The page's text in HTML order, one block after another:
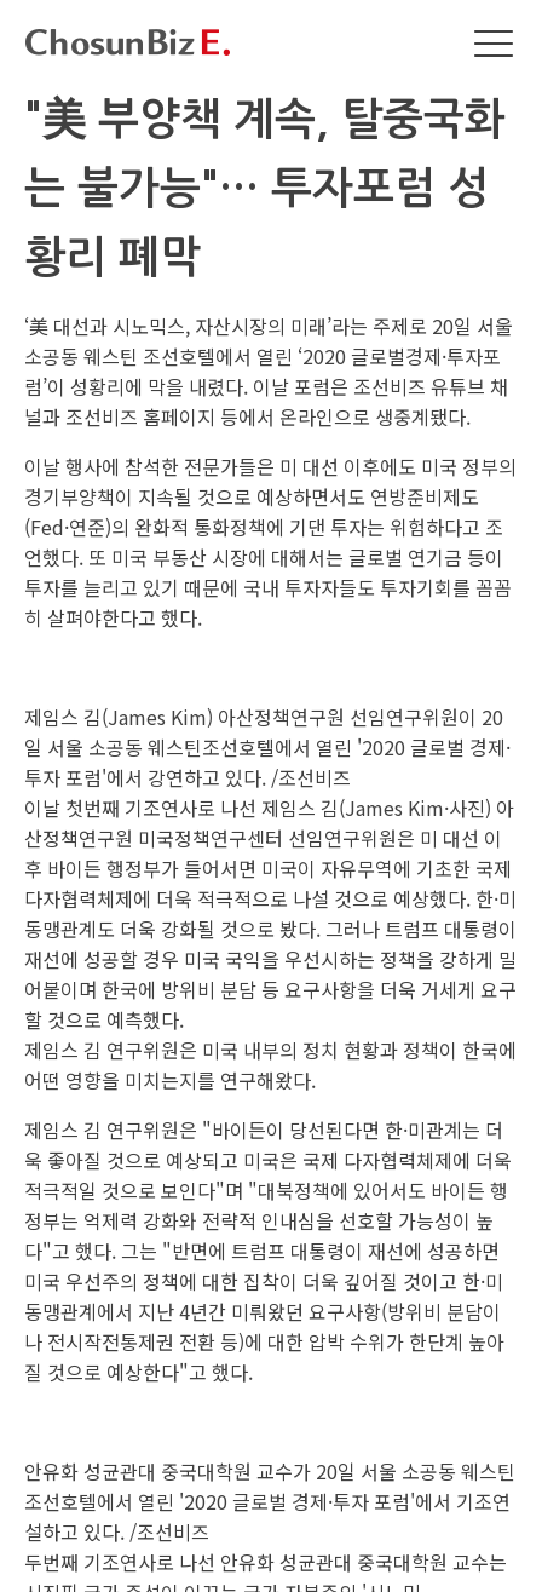
"美 부양책 계속, 탈중국화
는 불가능"… 투자포럼 성
황리 폐막
‘美 대선과 시노믹스, 자산시장의 미래’라는 주제로 20일 서울
소공동 웨스틴 조선호텔에서 열린 ‘2020 글로벌경제·투자포
럼’이 성황리에 막을 내렸다. 이날 포럼은 조선비즈 유튜브 채
널과 조선비즈 홈페이지 등에서 온라인으로 생중계됐다.
이날 행사에 참석한 전문가들은 미 대선 이후에도 미국 정부의
경기부양책이 지속될 것으로 예상하면서도 연방준비제도
(Fed·연준)의 완화적 통화정책에 기댄 투자는 위험하다고 조
언했다. 또 미국 부동산 시장에 대해서는 글로벌 연기금 등이
투자를 늘리고 있기 때문에 국내 투자자들도 투자기회를 꼼꼼
히 살펴야한다고 했다.
제임스 김(James Kim) 아산정책연구원 선임연구위원이 20
일 서울 소공동 웨스틴조선호텔에서 열린 '2020 글로벌 경제·
투자 포럼'에서 강연하고 있다. /조선비즈
이날 첫번째 기조연사로 나선 제임스 김(James Kim·사진) 아
산정책연구원 미국정책연구센터 선임연구위원은 미 대선 이
후 바이든 행정부가 들어서면 미국이 자유무역에 기초한 국제
다자협력체제에 더욱 적극적으로 나설 것으로 예상했다. 한·미
동맹관계도 더욱 강화될 것으로 봤다. 그러나 트럼프 대통령이
재선에 성공할 경우 미국 국익을 우선시하는 정책을 강하게 밀
어붙이며 한국에 방위비 분담 등 요구사항을 더욱 거세게 요구
할 것으로 예측했다.
제임스 김 연구위원은 미국 내부의 정치 현황과 정책이 한국에
어떤 영향을 미치는지를 연구해왔다.
제임스 김 연구위원은 "바이든이 당선된다면 한·미관계는 더
욱 좋아질 것으로 예상되고 미국은 국제 다자협력체제에 더욱
적극적일 것으로 보인다"며 "대북정책에 있어서도 바이든 행
정부는 억제력 강화와 전략적 인내심을 선호할 가능성이 높
다"고 했다. 그는 "반면에 트럼프 대통령이 재선에 성공하면
미국 우선주의 정책에 대한 집착이 더욱 깊어질 것이고 한·미
동맹관계에서 지난 4년간 미뤄왔던 요구사항(방위비 분담이
나 전시작전통제권 전환 등)에 대한 압박 수위가 한단계 높아
질 것으로 예상한다"고 했다.
안유화 성균관대 중국대학원 교수가 20일 서울 소공동 웨스틴
조선호텔에서 열린 '2020 글로벌 경제·투자 포럼'에서 기조연
설하고 있다. /조선비즈
두번째 기조연사로 나선 안유화 성균관대 중국대학원 교수는